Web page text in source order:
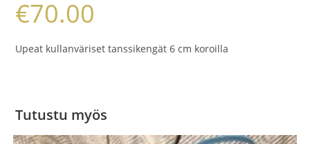
€70.00
Upeat kullanväriset tanssikengät 6 cm koroilla
Tutustu myös